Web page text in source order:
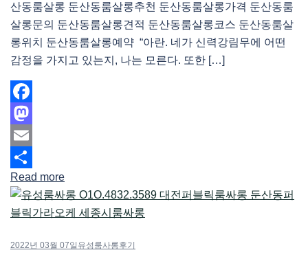
산동룸살롱 둔산동룸살롱추천 둔산동룸살롱가격 둔산동룸
살롱문의 둔산동룸살롱견적 둔산동룸살롱코스 둔산동룸살
롱위치 둔산동룸살롱예약 “아란. 네가 신력강림무에 어떤
감정을 가지고 있는지, 나는 모른다. 또한 […]
Facebook
Mastodon
Email
Share
Read more
2022년 03월 07일 유성룸사롱후기